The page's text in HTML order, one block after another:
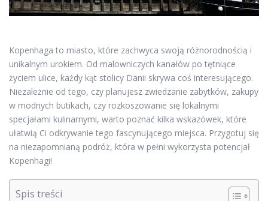
Kopenhaga to miasto, które zachwyca swoją różnorodnością i
unikalnym urokiem. Od malowniczych kanałów po tętniące
życiem ulice, każdy kąt stolicy Danii skrywa coś interesującego.
Niezależnie od tego, czy planujesz zwiedzanie zabytków, zakupy
w modnych butikach, czy rozkoszowanie się lokalnymi
specjałami kulinarnymi, warto poznać kilka wskazówek, które
ułatwią Ci odkrywanie tego fascynującego miejsca. Przygotuj się
na niezapomnianą podróż, która w pełni wykorzysta potencjał
Kopenhagi!
Spis treści